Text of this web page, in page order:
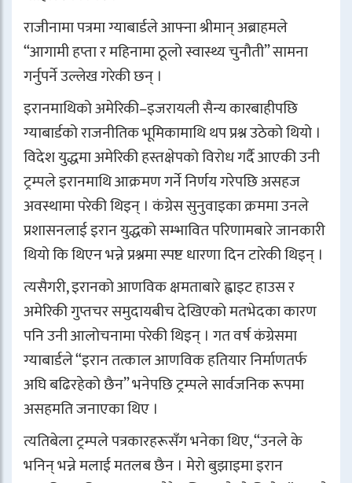
राजीनामा पत्रमा ग्याबार्डले आफ्ना श्रीमान् अब्राहमले
“आगामी हप्ता र महिनामा ठूलो स्वास्थ्य चुनौती” सामना
गर्नुपर्ने उल्लेख गरेकी छन् ।
इरानमाथिको अमेरिकी–इजरायली सैन्य कारबाहीपछि
ग्याबार्डको राजनीतिक भूमिकामाथि थप प्रश्न उठेको थियो ।
विदेश युद्धमा अमेरिकी हस्तक्षेपको विरोध गर्दै आएकी उनी
ट्रम्पले इरानमाथि आक्रमण गर्ने निर्णय गरेपछि असहज
अवस्थामा परेकी थिइन् । कंग्रेस सुनुवाइका क्रममा उनले
प्रशासनलाई इरान युद्धको सम्भावित परिणामबारे जानकारी
थियो कि थिएन भन्ने प्रश्नमा स्पष्ट धारणा दिन टारेकी थिइन् ।
त्यसैगरी, इरानको आणविक क्षमताबारे ह्वाइट हाउस र
अमेरिकी गुप्तचर समुदायबीच देखिएको मतभेदका कारण
पनि उनी आलोचनामा परेकी थिइन् । गत वर्ष कंग्रेसमा
ग्याबार्डले “इरान तत्काल आणविक हतियार निर्माणतर्फ
अघि बढिरहेको छैन” भनेपछि ट्रम्पले सार्वजनिक रूपमा
असहमति जनाएका थिए ।
त्यतिबेला ट्रम्पले पत्रकारहरूसँग भनेका थिए, “उनले के
भनिन् भन्ने मलाई मतलब छैन । मेरो बुझाइमा इरान